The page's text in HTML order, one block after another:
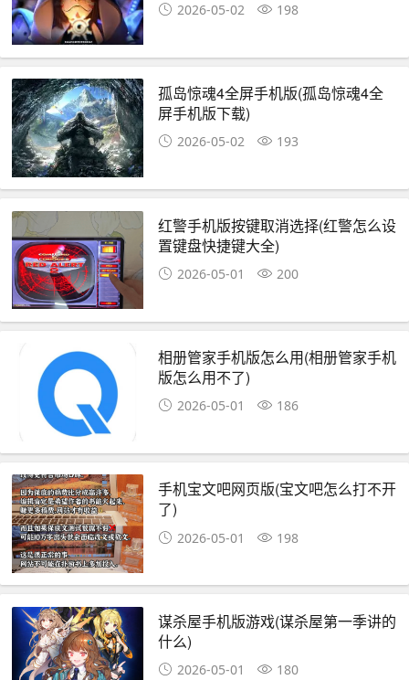
2026-05-02 198
孤岛惊魂4全屏手机版(孤岛惊魂4全
屏手机版下载)
2026-05-02 193
红警手机版按键取消选择(红警怎么设
置键盘快捷键大全)
2026-05-01 200
相册管家手机版怎么用(相册管家手机
版怎么用不了)
2026-05-01 186
手机宝文吧网页版(宝文吧怎么打不开
了)
2026-05-01 198
谋杀屋手机版游戏(谋杀屋第一季讲的
什么)
2026-05-01 180